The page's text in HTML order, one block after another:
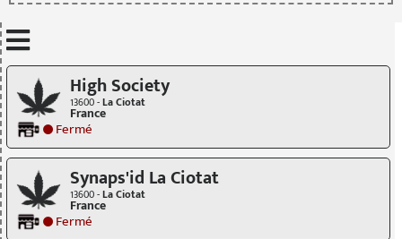
High Society
13600 -La Ciotat
France
Fermé
Synaps'id La Ciotat
13600 -La Ciotat
France
Fermé